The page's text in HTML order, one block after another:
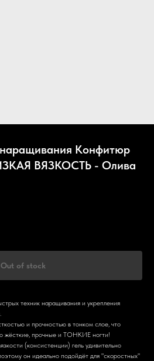
Конфитюр
ВЯЗКОСТЬ - Олива
Out of stock
техник наращивания и укрепления
и прочностью в тонком слое, что
жёсткие, прочные и ТОНКИЕ ногти!
(консистенции) гель удивительно
он идеально подойдёт для "скоростных"